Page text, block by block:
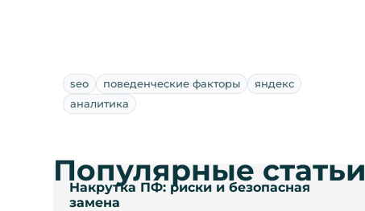
seo поведенческие факторы
яндекс
аналитика
Накрутка ПФ: риски и безопасная
замена
Популярные статьи